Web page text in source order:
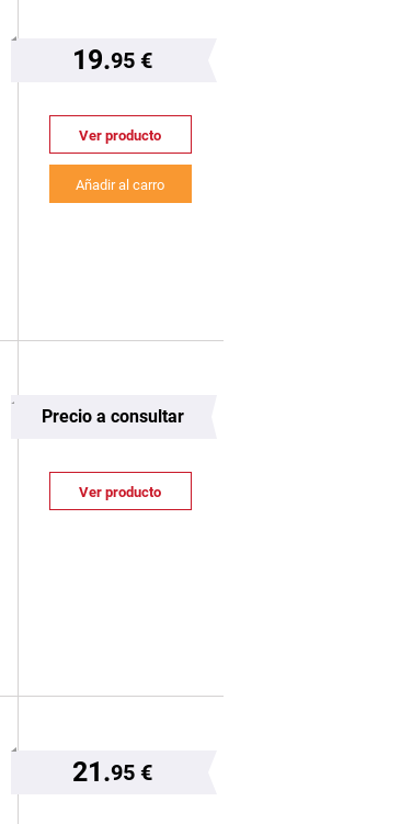
19.95 €
Ver producto
Añadir al carro
Precio a consultar
Ver producto
21.95 €